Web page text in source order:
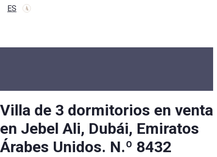
ES
Villa de 3 dormitorios en venta
en Jebel Ali, Dubái, Emiratos
Árabes Unidos. N.º 8432